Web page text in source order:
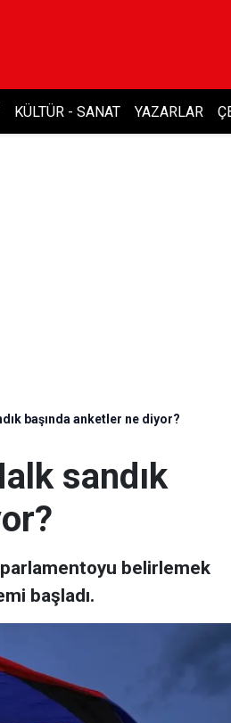
KÜLTÜR - SANAT YAZARLAR
başında anketler ne diyor?
sandık
belirlemek
başladı.